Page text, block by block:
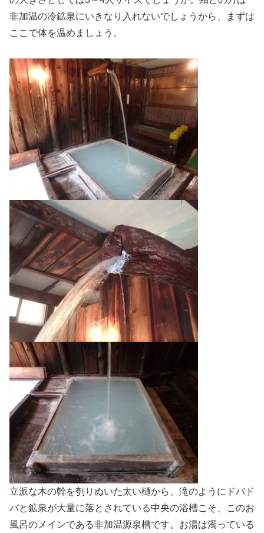
非加温の冷鉱泉にいきなり入れないでしょうから、まずは
ここで体を温めましょう。
立派な木の幹を刳りぬいた太い樋から、滝のようにドバド
バと鉱泉が大量に落とされている中央の浴槽こそ、このお
風呂のメインである非加温源泉槽です。お湯は濁っている